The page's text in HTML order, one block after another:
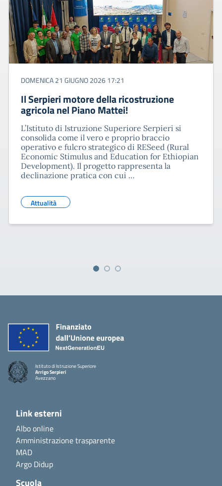
DOMENICA 21 GIUGNO 2026 17:21
Il Serpieri motore della ricostruzione
agricola nel Piano Mattei!​
L’Istituto di Istruzione Superiore Serpieri si
consolida come il vero e proprio braccio
operativo e fulcro strategico di RESeed (Rural
Economic Stimulus and Education for Ethiopian
Development). Il progetto rappresenta la
declinazione pratica con cui …
Attualità
Istituto di Istruzione Superiore
Arrigo Serpieri
Avezzano
Link esterni
Albo online
Amministrazione trasparente
MAD
Argo Didup
Scuola